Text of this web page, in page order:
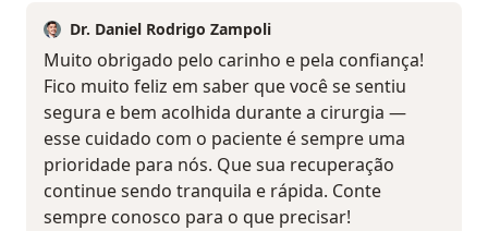
Dr. Daniel Rodrigo Zampoli
Muito obrigado pelo carinho e pela confiança!
Fico muito feliz em saber que você se sentiu
segura e bem acolhida durante a cirurgia —
esse cuidado com o paciente é sempre uma
prioridade para nós. Que sua recuperação
continue sendo tranquila e rápida. Conte
sempre conosco para o que precisar!